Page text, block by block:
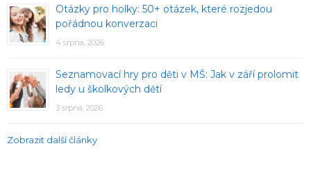
Otázky pro holky: 50+ otázek, které rozjedou
pořádnou konverzaci
4 srpna, 2026
Seznamovací hry pro děti v MŠ: Jak v září prolomit
ledy u školkových dětí
3 srpna, 2026
Zobrazit další články